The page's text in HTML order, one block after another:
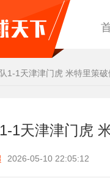
1-1天津津门虎 米特里策
1天津津门虎
2026-05-10 22:05:12